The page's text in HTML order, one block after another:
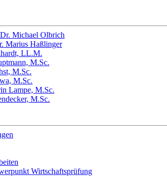
Michael Olbrich
Marius Haßlinger
LL.M.
M.Sc.
M.Sc.
M.Sc.
Lampe, M.Sc.
M.Sc.
Wirtschaftsprüfung